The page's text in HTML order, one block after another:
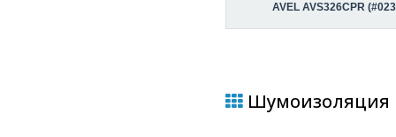
AVEL AVS326CPR
Шумоизоляция